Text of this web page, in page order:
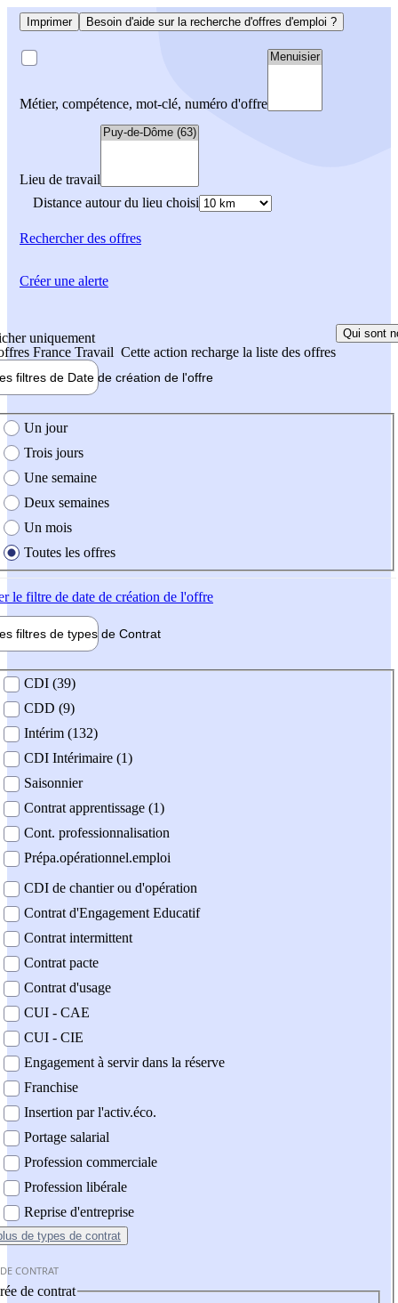
Imprimer Besoin d'aide sur la recherche d'offres d'emploi ?
Métier, compétence, mot-clé, numéro d'offre
Lieu de travail
Distance autour du lieu choisi
Rechercherdes offres
uniquement
France Travail Cette action recharge la liste des offres
Qui sont
filtres de Date de création de l'offre
création de l'offre
Un jour
Trois jours
Une semaine
Deux semaines
Un mois
Toutes les offres
le filtre de date de création de l'offre
filtres de types de Contrat
contrat
CDI (39)
CDD (9)
Intérim (132)
CDI Intérimaire (1)
Saisonnier
Contrat apprentissage (1)
Cont. professionnalisation
Prépa.opérationnel.emploi
CDI de chantier ou d'opération
Contrat d'Engagement Educatif
Contrat intermittent
Contrat pacte
Contrat d'usage
CUI - CAE
CUI - CIE
Engagement à servir dans la réserve
Franchise
Insertion par l'activ.éco.
Portage salarial
Profession commerciale
Profession libérale
Reprise d'entreprise
de types de contrat
CONTRAT
de contrat
Créer une alerte